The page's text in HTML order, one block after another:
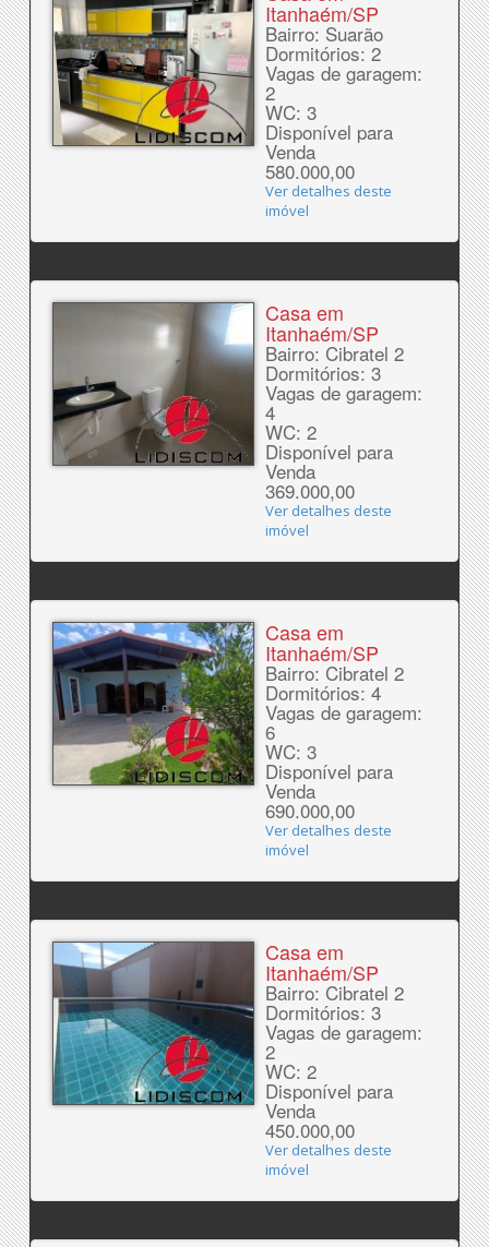
Itanhaém/SP
Bairro: Suarão
Dormitórios: 2
Vagas de garagem:
2
WC: 3
Disponível para
Venda
580.000,00
Ver detalhes deste
imóvel
Casa em
Itanhaém/SP
Bairro: Cibratel 2
Dormitórios: 3
Vagas de garagem:
4
WC: 2
Disponível para
Venda
369.000,00
Ver detalhes deste
imóvel
Casa em
Itanhaém/SP
Bairro: Cibratel 2
Dormitórios: 4
Vagas de garagem:
6
WC: 3
Disponível para
Venda
690.000,00
Ver detalhes deste
imóvel
Casa em
Itanhaém/SP
Bairro: Cibratel 2
Dormitórios: 3
Vagas de garagem:
2
WC: 2
Disponível para
Venda
450.000,00
Ver detalhes deste
imóvel